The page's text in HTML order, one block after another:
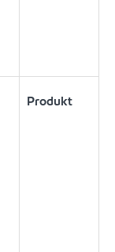
Produkt